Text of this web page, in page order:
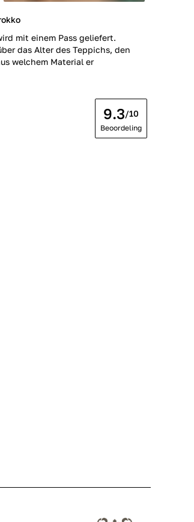
mit einem Pass geliefert.
das Alter des Teppichs, den
welchem Material er
9.3/10
Beoordeling